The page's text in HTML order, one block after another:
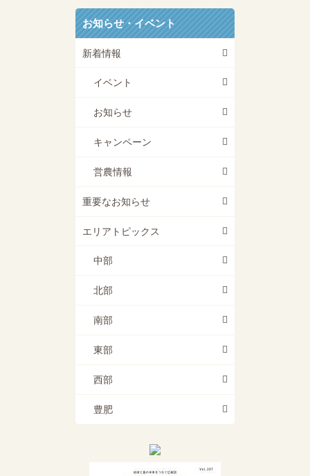
お知らせ・イベント
新着情報
イベント
お知らせ
キャンペーン
営農情報
重要なお知らせ
エリアトピックス
中部
北部
南部
東部
西部
豊肥